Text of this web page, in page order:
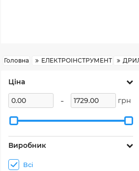
Головна ЕЛЕКТРОІНСТРУМЕНТ
Ціна
- грн
Виробник
Всі